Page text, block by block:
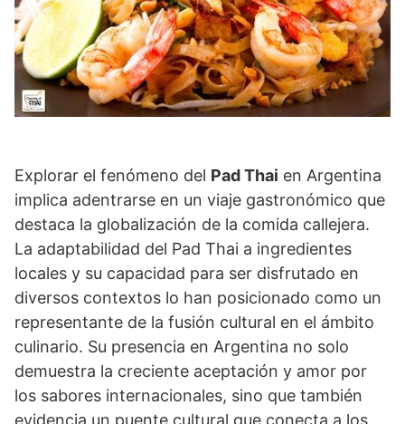
Explorar el fenómeno del Pad Thai en Argentina
implica adentrarse en un viaje gastronómico que
destaca la globalización de la comida callejera.
La adaptabilidad del Pad Thai a ingredientes
locales y su capacidad para ser disfrutado en
diversos contextos lo han posicionado como un
representante de la fusión cultural en el ámbito
culinario. Su presencia en Argentina no solo
demuestra la creciente aceptación y amor por
los sabores internacionales, sino que también
evidencia un puente cultural que conecta a los